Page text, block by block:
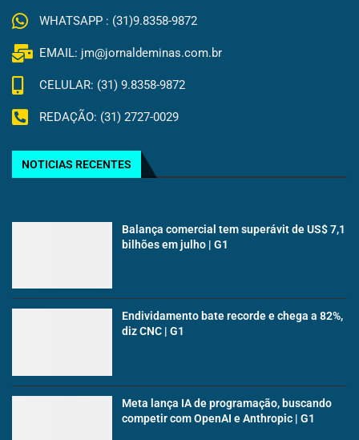
WHATSAPP : (31)9.8358-9872
EMAIL: jm@jornaldeminas.com.br
CELULAR: (31) 9.8358-9872
REDAÇÃO: (31) 2727-0029
NOTICIAS RECENTES
Balança comercial tem superávit de US$ 7,1
bilhões em julho | G1
Endividamento bate recorde e chega a 82%,
diz CNC | G1
Meta lança IA de programação, buscando
competir com OpenAI e Anthropic | G1